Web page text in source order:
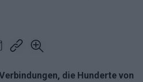
die Hunderte von